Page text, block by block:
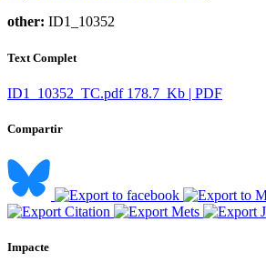
other: ID1_10352
Text Complet
ID1_10352_TC.pdf 178.7 Kb | PDF
Compartir
Impacte